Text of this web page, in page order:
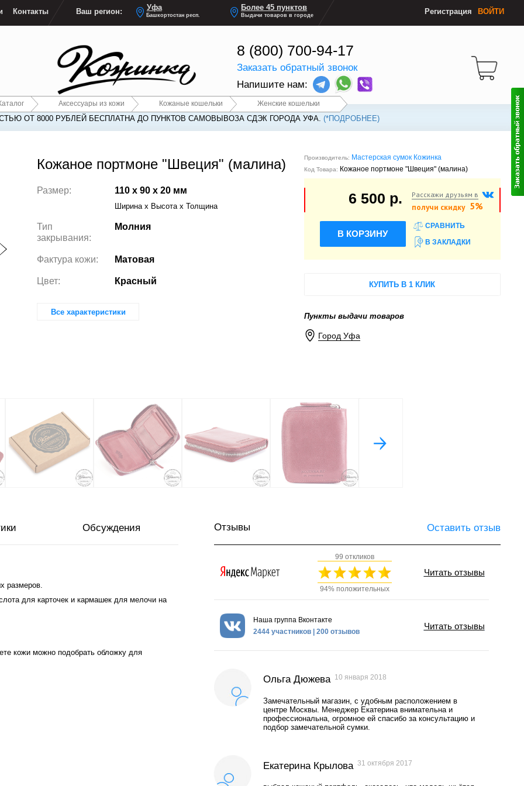
Контакты Ваш регион: Уфа
Башкортостан респ.
Более 45 пунктов
Выдачи товаров в городе Регистрация ВОЙТИ
8 (800) 700-94-17
Заказать обратный звонок
Напишите нам:
Аксессуары из кожи Кожаные кошельки Женские кошельки
ОТ 8000 РУБЛЕЙ БЕСПЛАТНА ДО ПУНКТОВ САМОВЫВОЗА СДЭК ГОРОДА УФА. (*ПОДРОБНЕЕ)
Кожаное портмоне "Швеция" (малина)
Размер: 110 x 90 x 20 мм
Ширина x Высота x Толщина
Тип
закрывания:
Молния
Фактура кожи: Матовая
Цвет: Красный
Все характеристики
Производитель: Мастерская сумок Кожинка
Код Товара: Кожаное портмоне "Швеция" (малина)
6 500 р. Расскажи друзьям в
получи скидку 5%
В КОРЗИНУ
СРАВНИТЬ
В ЗАКЛАДКИ
КУПИТЬ В 1 КЛИК
Пункты выдачи товаров
Город Уфа
Обсуждения
размеров.
для карточек и кармашек для мелочи на
кожи можно подобрать обложку для
Отзывы Оставить отзыв
99 откликов
94% положительных
Читать отзывы
Наша группа Вконтакте
2444 участников | 200 отзывов
Читать отзывы
Ольга Дюжева 10 января 2018
Замечательный магазин, с удобным расположением в
центре Москвы. Менеджер Екатерина внимательна и
профессиональна, огромное ей спасибо за консультацию и
подбор замечательной сумки.
Екатерина Крылова 31 октября 2017